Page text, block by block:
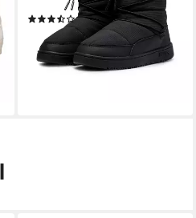
wasserdicht,wärmend
(14)
84,95 €
lieferbar - in 1-2 Werktagen bei dir